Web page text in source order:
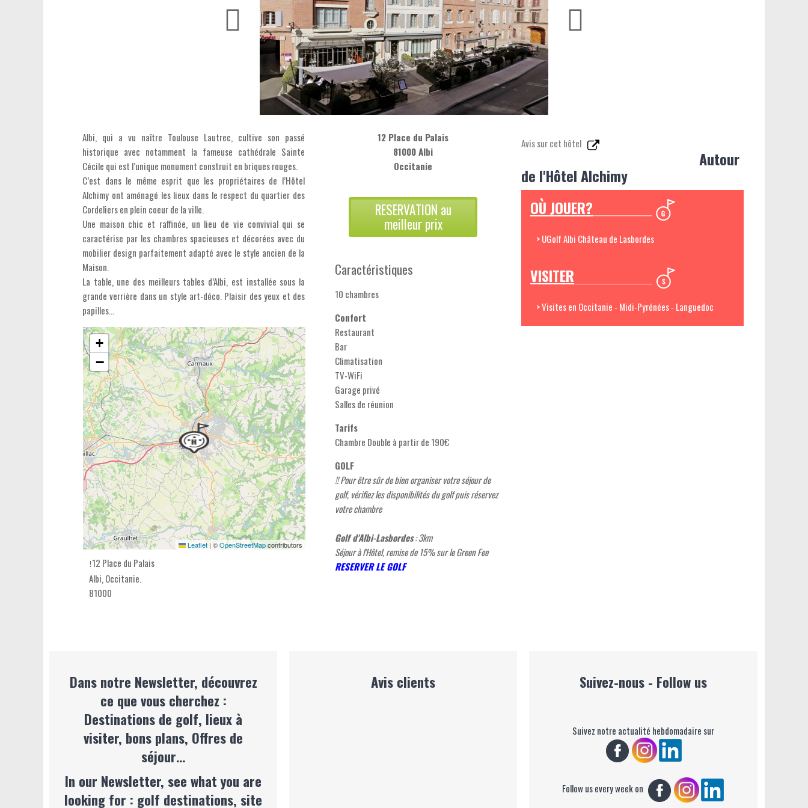
Albi, qui a vu naître Toulouse Lautrec, cultive son passé
historique avec notamment la fameuse cathédrale Sainte
Cécile qui est l’unique monument construit en briques rouges.
C’est dans le même esprit que les propriétaires de l’Hôtel
Alchimy ont aménagé les lieux dans le respect du quartier des
Cordeliers en plein coeur de la ville.
Une maison chic et raffinée, un lieu de vie convivial qui se
caractérise par les chambres spacieuses et décorées avec du
mobilier design parfaitement adapté avec le style ancien de la
Maison.
La table, une des meilleurs tables d’Albi, est installée sous la
grande verrière dans un style art-déco. Plaisir des yeux et des
papilles…
+
−
Leaflet| ©OpenStreetMapcontributors
12 Place du Palais
Albi, Occitanie.
81000
12 Place du Palais
81000 Albi
Occitanie
RESERVATION au
meilleur prix
Caractéristiques
10 chambres
Confort
Restaurant
Bar
Climatisation
TV-WiFi
Garage privé
Salles de réunion
Tarifs
Chambre Double à partir de 190€
GOLF
!! Pour être sûr de bien organiser votre séjour de
golf, vérifiez les disponibilités du golf puis réservez
votre chambre
Golf d'Albi-Lasbordes: 3km
Séjour à l'Hôtel, remise de 15% sur le Green Fee
RESERVER LE GOLF
Avis sur cet hôtel
Autour
de l'Hôtel Alchimy
OÙ JOUER?
> UGolf Albi Château de Lasbordes
VISITER
> Visites en Occitanie - Midi-Pyrénées - Languedoc
Dans notre Newsletter, découvrez
ce que vous cherchez :
Destinations de golf, lieux à
visiter, bons plans, Offres de
séjour…
In our Newsletter, see what you are
looking for : golf destinations, site
Avis clients Suivez-nous - Follow us
Suivez notre actualité hebdomadaire sur
Follow us every week on